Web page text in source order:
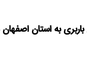
باربری به استان اصفهان